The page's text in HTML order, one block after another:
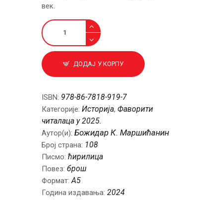
век.
Тајне
дворa
Обреновићa
количина
ДОДАЈ У КОРПУ
ISBN: 978-86-7818-919-7
Категорије: Историја, Фаворити
читалаца у 2025.
Аутор(и): Бoжидар К. Маршићанин
Број страна: 108
Писмо: ћирилица
Повез: брош
Формат:А5
Година издавања: 2024